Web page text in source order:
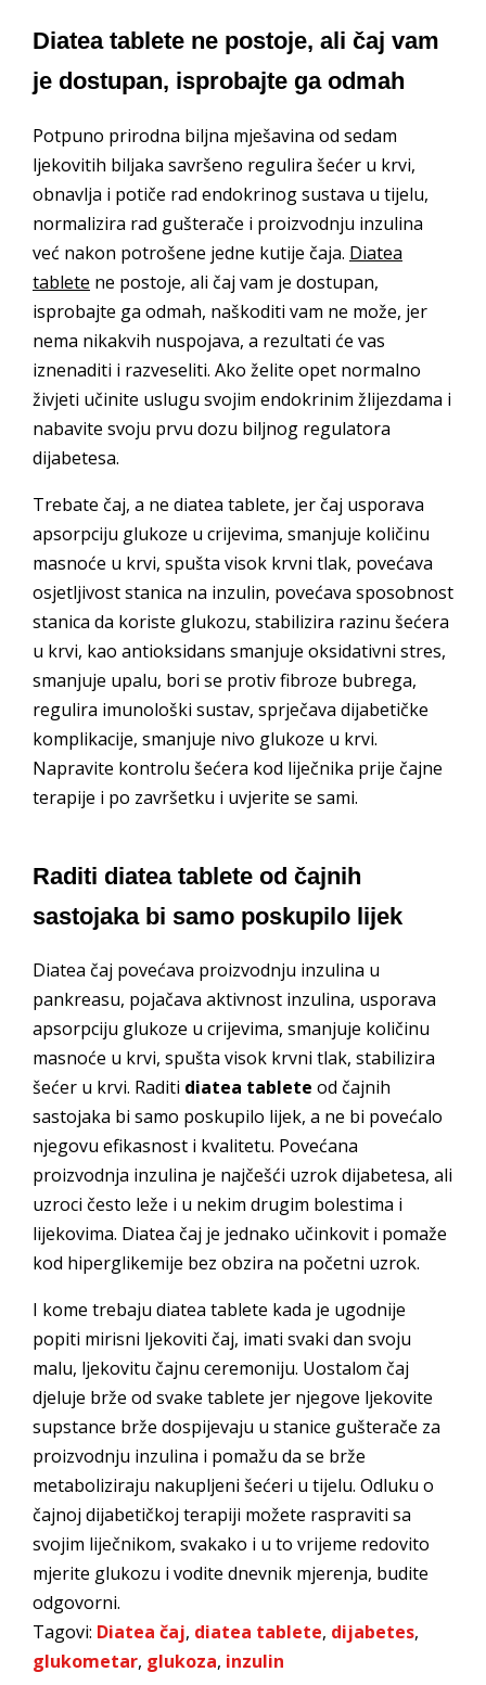
Diatea tablete ne postoje, ali čaj vam
je dostupan, isprobajte ga odmah
Potpuno prirodna biljna mješavina od sedam
ljekovitih biljaka savršeno regulira šećer u krvi,
obnavlja i potiče rad endokrinog sustava u tijelu,
normalizira rad gušterače i proizvodnju inzulina
već nakon potrošene jedne kutije čaja. Diatea
tablete ne postoje, ali čaj vam je dostupan,
isprobajte ga odmah, naškoditi vam ne može, jer
nema nikakvih nuspojava, a rezultati će vas
iznenaditi i razveseliti. Ako želite opet normalno
živjeti učinite uslugu svojim endokrinim žlijezdama i
nabavite svoju prvu dozu biljnog regulatora
dijabetesa.
Trebate čaj, a ne diatea tablete, jer čaj usporava
apsorpciju glukoze u crijevima, smanjuje količinu
masnoće u krvi, spušta visok krvni tlak, povećava
osjetljivost stanica na inzulin, povećava sposobnost
stanica da koriste glukozu, stabilizira razinu šećera
u krvi, kao antioksidans smanjuje oksidativni stres,
smanjuje upalu, bori se protiv fibroze bubrega,
regulira imunološki sustav, sprječava dijabetičke
komplikacije, smanjuje nivo glukoze u krvi.
Napravite kontrolu šećera kod liječnika prije čajne
terapije i po završetku i uvjerite se sami.
Raditi diatea tablete od čajnih
sastojaka bi samo poskupilo lijek
Diatea čaj povećava proizvodnju inzulina u
pankreasu, pojačava aktivnost inzulina, usporava
apsorpciju glukoze u crijevima, smanjuje količinu
masnoće u krvi, spušta visok krvni tlak, stabilizira
šećer u krvi. Raditi diatea tablete od čajnih
sastojaka bi samo poskupilo lijek, a ne bi povećalo
njegovu efikasnost i kvalitetu. Povećana
proizvodnja inzulina je najčešći uzrok dijabetesa, ali
uzroci često leže i u nekim drugim bolestima i
lijekovima. Diatea čaj je jednako učinkovit i pomaže
kod hiperglikemije bez obzira na početni uzrok.
I kome trebaju diatea tablete kada je ugodnije
popiti mirisni ljekoviti čaj, imati svaki dan svoju
malu, ljekovitu čajnu ceremoniju. Uostalom čaj
djeluje brže od svake tablete jer njegove ljekovite
supstance brže dospijevaju u stanice gušterače za
proizvodnju inzulina i pomažu da se brže
metaboliziraju nakupljeni šećeri u tijelu. Odluku o
čajnoj dijabetičkoj terapiji možete raspraviti sa
svojim liječnikom, svakako i u to vrijeme redovito
mjerite glukozu i vodite dnevnik mjerenja, budite
odgovorni.
Tagovi: Diatea čaj, diatea tablete, dijabetes,
glukometar, glukoza, inzulin